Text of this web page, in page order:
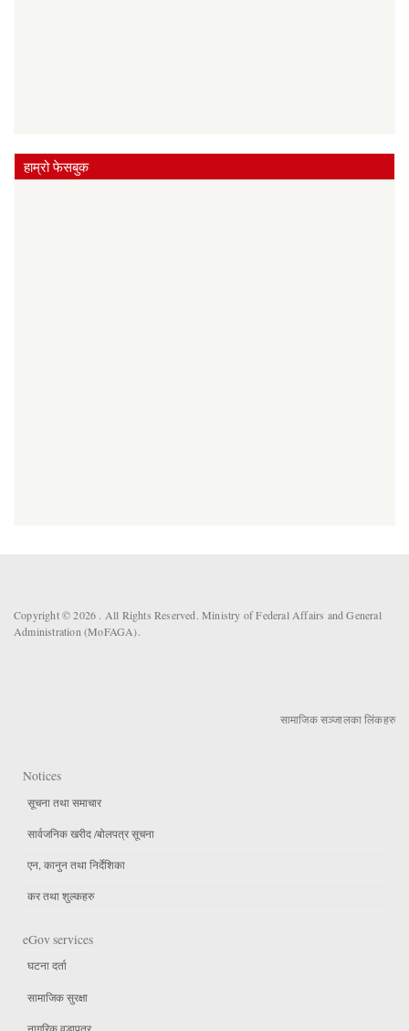
हाम्रो फेसबुक
Copyright © 2026 . All Rights Reserved. Ministry of Federal Affairs and General
Administration (MoFAGA).
सामाजिक सञ्जालका लिंकहरु
Notices
सूचना तथा समाचार
सार्वजनिक खरीद /बोलपत्र सूचना
एन, कानुन तथा निर्देशिका
कर तथा शुल्कहरु
eGov services
घटना दर्ता
सामाजिक सुरक्षा
नागरिक वडापत्र